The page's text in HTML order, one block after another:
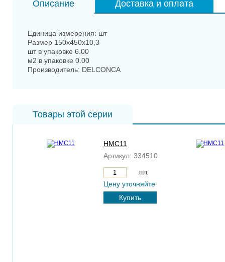
Описание Доставка и оплата
Единица измерения: шт
Размер 150x450x10,3
шт в упаковке 6.00
м2 в упаковке 0.00
Производитель: DELCONCA
Товары этой серии
HMC11
Артикул: 334510
шт.
Цену уточняйте
Купить